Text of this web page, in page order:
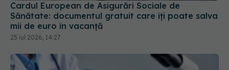
Cardul European de Asigurări Sociale de
Sănătate: documentul gratuit care îți poate salva
mii de euro în vacanță
25 iul 2026, 14:27